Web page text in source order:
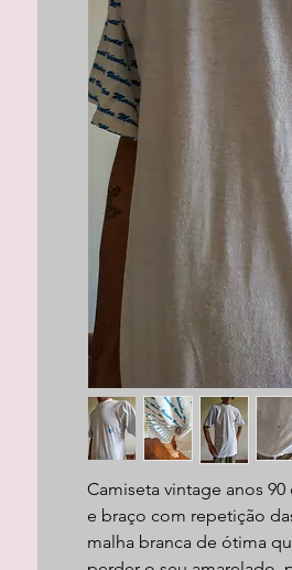
Camiseta vintage anos
e braço com repetição
malha branca de ótima